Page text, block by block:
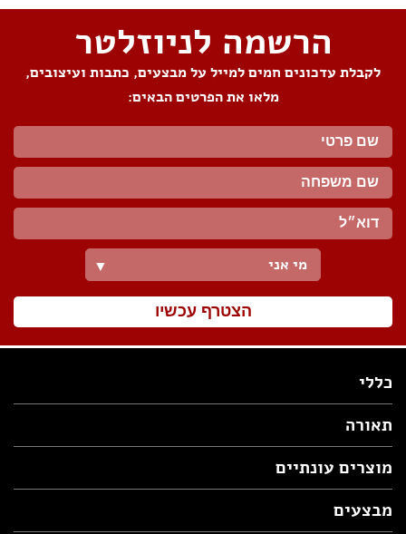
הרשמה לניוזלטר
לקבלת עדכונים חמים למייל על מבצעים, כתבות ועיצובים,
מלאו את הפרטים הבאים:
מי אני ▼
הצטרף עכשיו
כללי
תאורה
מוצרים עונתיים
מבצעים